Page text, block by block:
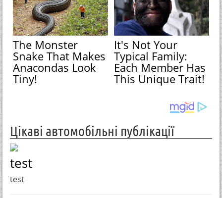
The Monster
Snake That Makes
Anacondas Look
Tiny!
It's Not Your
Typical Family:
Each Member Has
This Unique Trait!
Цікаві автомобільні публікації
test
test